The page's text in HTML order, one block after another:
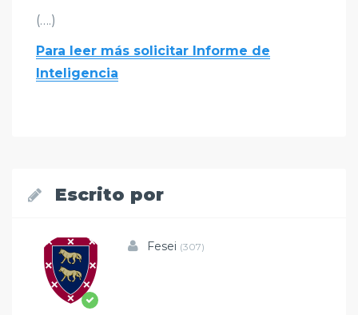
(….)
Para leer más solicitar Informe de
Inteligencia
Escrito por
Fesei (307)